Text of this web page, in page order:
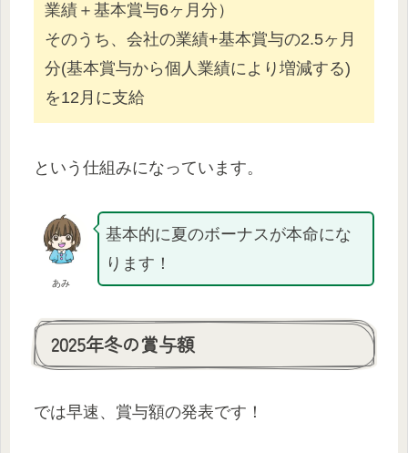
業績＋基本賞与6ヶ月分）
そのうち、会社の業績+基本賞与の2.5ヶ月
分(基本賞与から個人業績により増減する)
を12月に支給
という仕組みになっています。
あみ
基本的に夏のボーナスが本命にな
ります！
2025年冬の賞与額
では早速、賞与額の発表です！